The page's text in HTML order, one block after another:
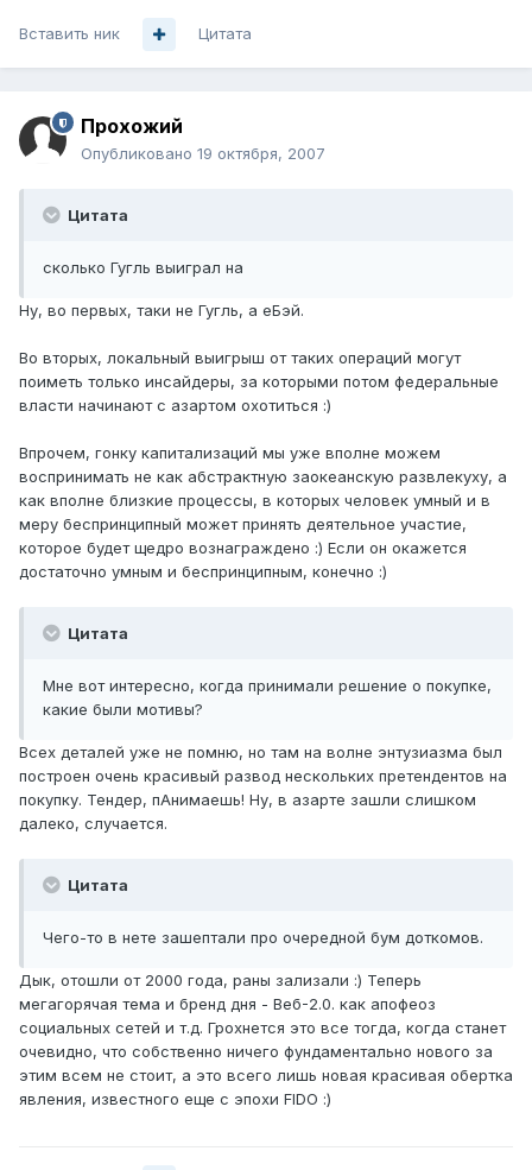
Вставить ник Цитата
Прохожий
Опубликовано 19 октября, 2007
Цитата
сколько Гугль выиграл на
Ну, во первых, таки не Гугль, а еБэй.
Во вторых, локальный выигрыш от таких операций могут
поиметь только инсайдеры, за которыми потом федеральные
власти начинают с азартом охотиться :)
Впрочем, гонку капитализаций мы уже вполне можем
воспринимать не как абстрактную заокеанскую развлекуху, а
как вполне близкие процессы, в которых человек умный и в
меру беспринципный может принять деятельное участие,
которое будет щедро вознаграждено :) Если он окажется
достаточно умным и беспринципным, конечно :)
Цитата
Мне вот интересно, когда принимали решение о покупке,
какие были мотивы?
Всех деталей уже не помню, но там на волне энтузиазма был
построен очень красивый развод нескольких претендентов на
покупку. Тендер, пАнимаешь! Ну, в азарте зашли слишком
далеко, случается.
Цитата
Чего-то в нете зашептали про очередной бум доткомов.
Дык, отошли от 2000 года, раны зализали :) Теперь
мегагорячая тема и бренд дня - Веб-2.0. как апофеоз
социальных сетей и т.д. Грохнется это все тогда, когда станет
очевидно, что собственно ничего фундаментально нового за
этим всем не стоит, а это всего лишь новая красивая обертка
явления, известного еще с эпохи FIDO :)